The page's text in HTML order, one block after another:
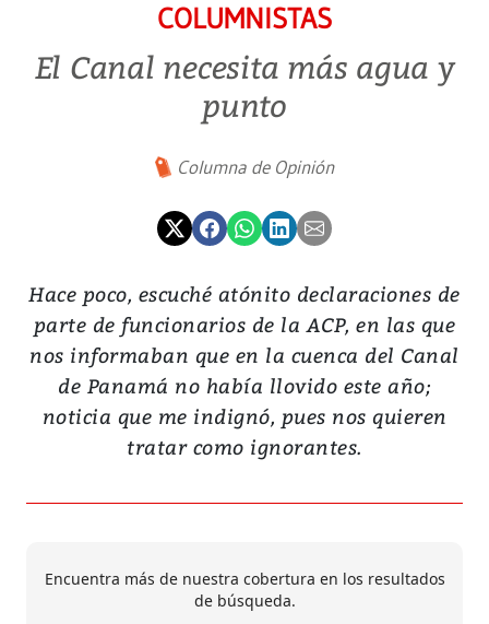
COLUMNISTAS
El Canal necesita más agua y
punto
Columna de Opinión
Hace poco, escuché atónito declaraciones de
parte de funcionarios de la ACP, en las que
nos informaban que en la cuenca del Canal
de Panamá no había llovido este año;
noticia que me indignó, pues nos quieren
tratar como ignorantes.
Encuentra más de nuestra cobertura en los resultados
de búsqueda.